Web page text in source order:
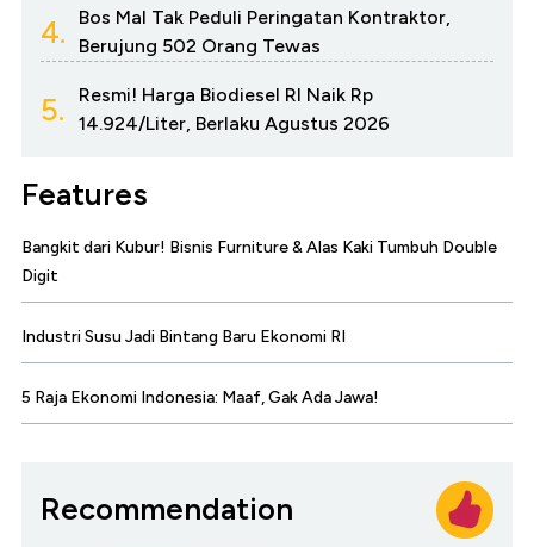
4.
Bos Mal Tak Peduli Peringatan Kontraktor,
Berujung 502 Orang Tewas
5.
Resmi! Harga Biodiesel RI Naik Rp
14.924/Liter, Berlaku Agustus 2026
Features
Bangkit dari Kubur! Bisnis Furniture & Alas Kaki Tumbuh Double
Digit
Industri Susu Jadi Bintang Baru Ekonomi RI
5 Raja Ekonomi Indonesia: Maaf, Gak Ada Jawa!
Recommendation